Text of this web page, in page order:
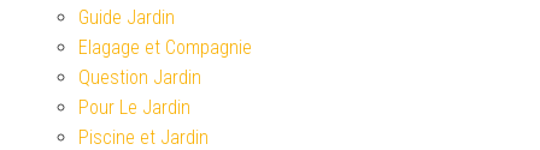
Guide Jardin
Elagage et Compagnie
Question Jardin
Pour Le Jardin
Piscine et Jardin